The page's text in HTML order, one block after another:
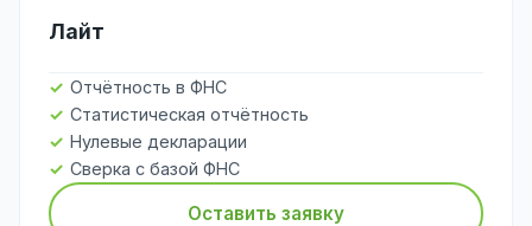
Лайт
Отчётность в ФНС
Статистическая отчётность
Нулевые декларации
Сверка с базой ФНС
Оставить заявку